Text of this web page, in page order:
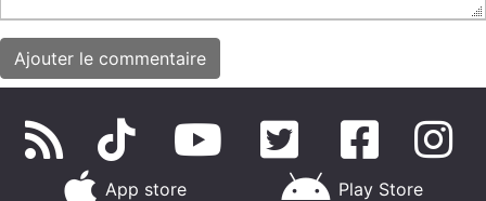
App store Play Store